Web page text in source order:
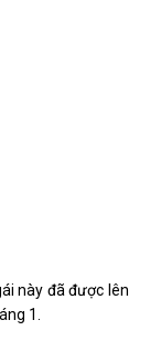
này đã được lên
1.